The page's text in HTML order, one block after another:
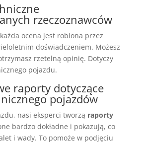
rzeczoznawców
ocena jest robiona przez
doświadczeniem. Możesz
rzetelną opinię. Dotyczy
pojazdu.
raporty dotyczące
pojazdów
nasi eksperci tworzą raporty
bardzo dokładne i pokazują, co
i wady. To pomoże w podjęciu